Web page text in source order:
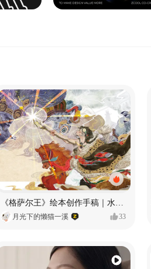
《格萨尔王》绘本创作手稿｜水彩墨韵下的史诗回响
月光下的懒猫一溪 33